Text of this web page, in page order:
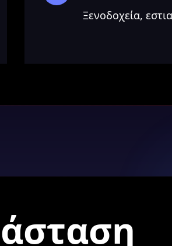
Ξενοδοχεία,